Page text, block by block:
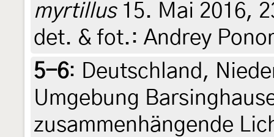
myrtillus15. Mai 2016,
det. & fot.: Andrey
5-6: Deutschland,
Umgebung
zusammenhängende